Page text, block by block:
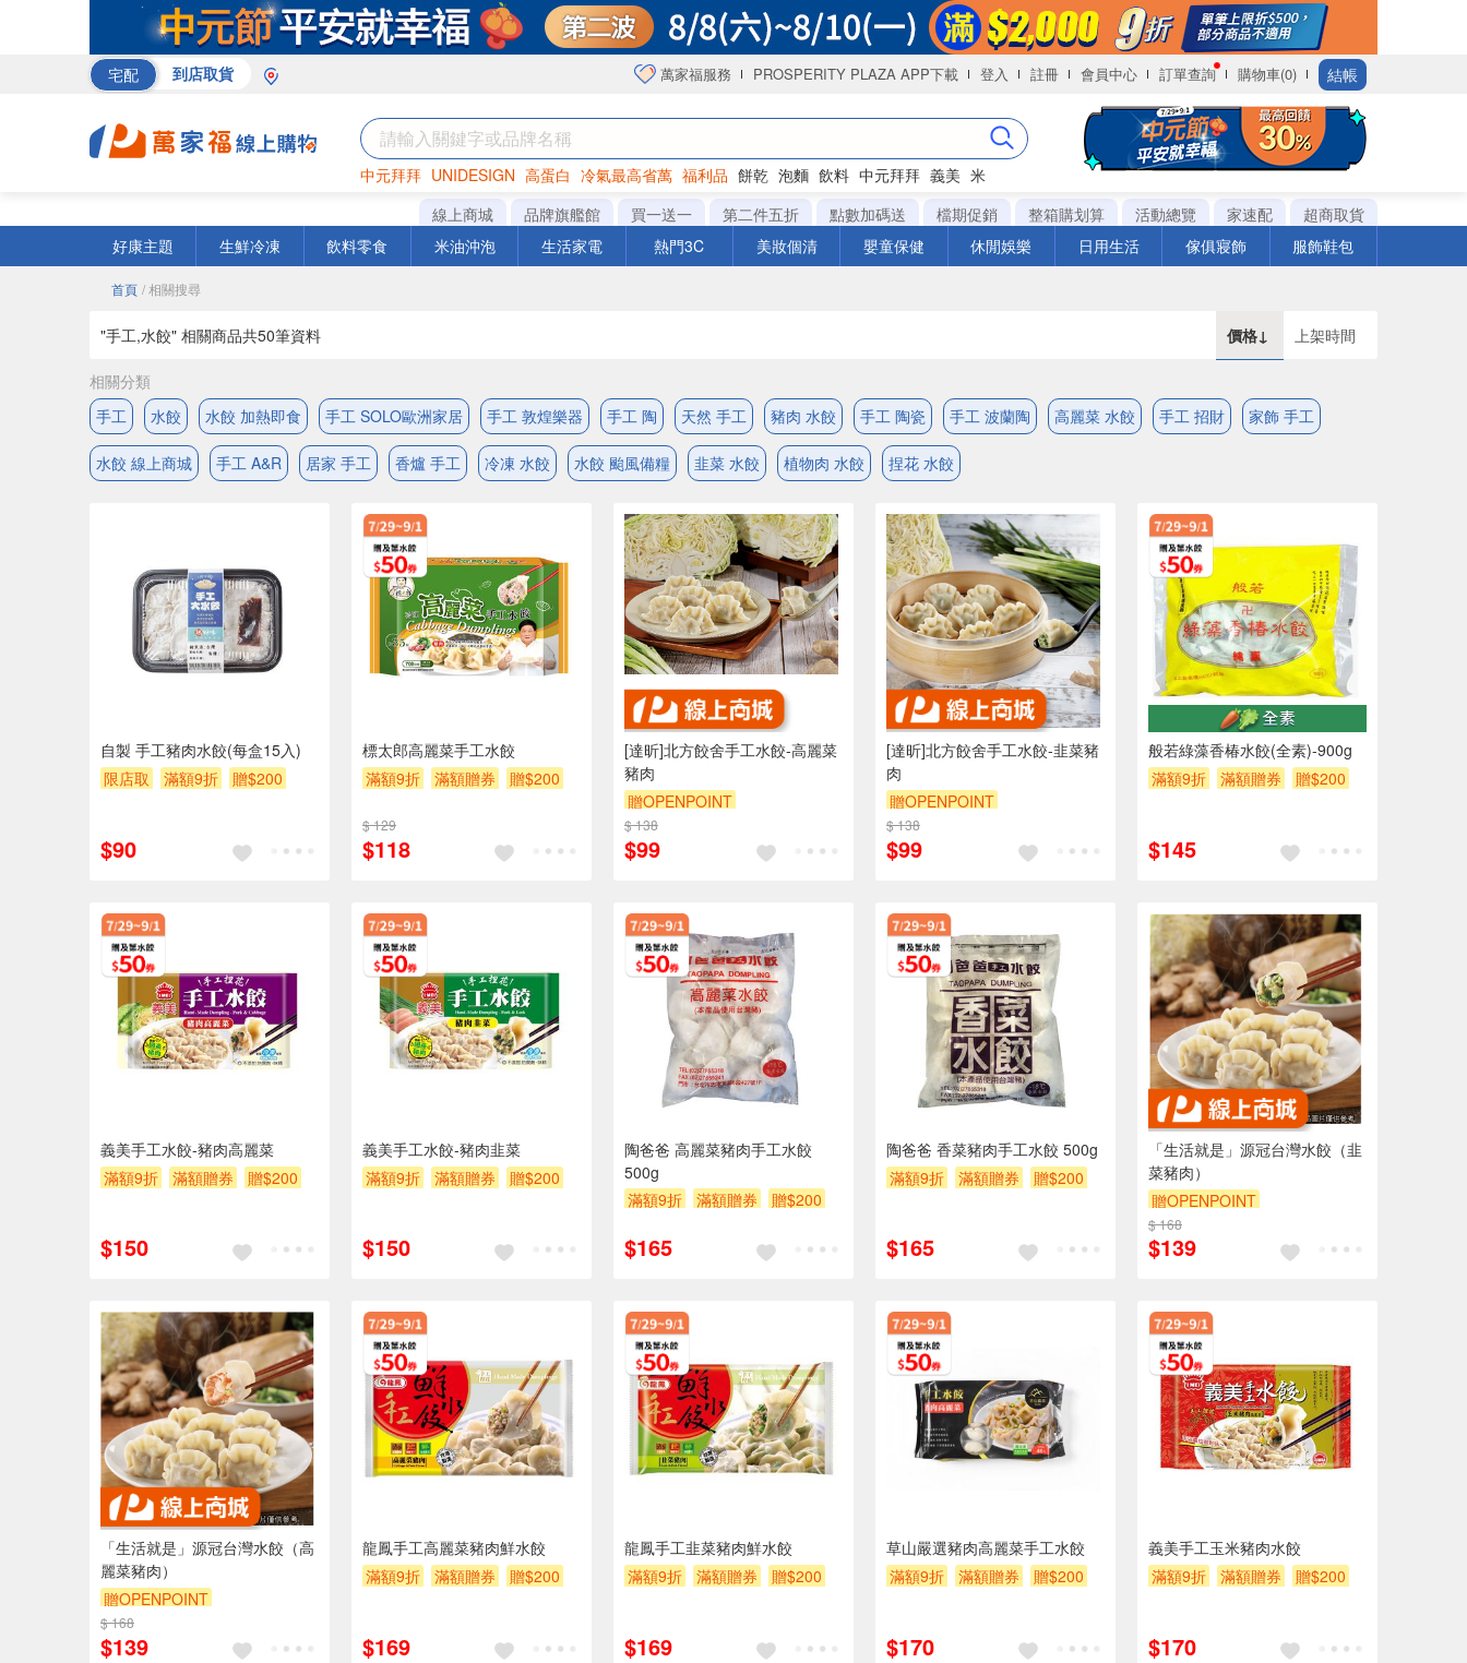
宅配 到店取貨 萬家福服務 PROSPERITY PLAZA APP下載 登入 註冊 會員中心 訂單查詢 購物車(0) 結帳
中元拜拜 UNIDESIGN 高蛋白 冷氣最高省萬 福利品 餅乾 泡麵 飲料 中元拜拜 義美 米
罐頭 咖啡 海苔
線上商城 品牌旗艦館 買一送一 第二件五折 點數加碼送 檔期促銷 整箱購划算 活動總覽 家速配
超商取貨
好康主題
生鮮冷凍 飲料零食 米油沖泡 生活家電 熱門3C 美妝個清 嬰童保健 休閒娛樂 日用生活 傢俱寢飾 服飾鞋包
首頁 / 相關搜尋
"手工,水餃" 相關商品共50筆資料 價格↓ 上架時間
相關分類
手工
水餃 水餃 加熱即食 手工 SOLO歐洲家居 手工 敦煌樂器 手工 陶 天然 手工 豬肉 水餃 手工 陶瓷 手工 波蘭陶 高麗菜 水餃 手工 招財 家飾 手工
水餃 線上商城 手工 A&R 居家 手工 香爐 手工 冷凍 水餃 水餃 颱風備糧 韭菜 水餃 植物肉 水餃 捏花 水餃
自製 手工豬肉水餃(每盒15入)
限店取
滿額9折 贈$200
$90
標太郎高麗菜手工水餃
滿額9折
滿額贈券 贈$200
$ 129
$118
[達昕]北方餃舍手工水餃-高麗菜
豬肉
贈OPENPOINT
$ 138
$99
[達昕]北方餃舍手工水餃-韭菜豬
肉
贈OPENPOINT
$ 138
$99
般若綠藻香椿水餃(全素)-900g
滿額9折
滿額贈券 贈$200
$145
義美手工水餃-豬肉高麗菜
滿額9折
滿額贈券 贈$200
$150
義美手工水餃-豬肉韭菜
滿額9折
滿額贈券 贈$200
$150
陶爸爸 高麗菜豬肉手工水餃
500g
滿額9折
滿額贈券 贈$200
$165
陶爸爸 香菜豬肉手工水餃 500g
滿額9折
滿額贈券 贈$200
$165
「生活就是」源冠台灣水餃（韭
菜豬肉）
贈OPENPOINT
$ 168
$139
「生活就是」源冠台灣水餃（高
麗菜豬肉）
贈OPENPOINT
$ 168
$139
龍鳳手工高麗菜豬肉鮮水餃
滿額9折
滿額贈券 贈$200
$169
龍鳳手工韭菜豬肉鮮水餃
滿額9折
滿額贈券 贈$200
$169
草山嚴選豬肉高麗菜手工水餃
滿額9折
滿額贈券 贈$200
$170
義美手工玉米豬肉水餃
滿額9折
滿額贈券 贈$200
$170